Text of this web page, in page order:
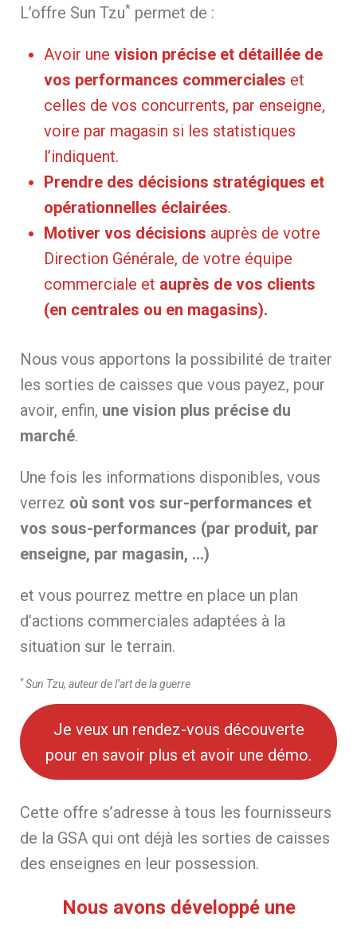
L’offre Sun Tzu* permet de :
Avoir une vision précise et détaillée de
vos performances commerciales et
celles de vos concurrents, par enseigne,
voire par magasin si les statistiques
l’indiquent.
Prendre des décisions stratégiques et
opérationnelles éclairées.
Motiver vos décisions auprès de votre
Direction Générale, de votre équipe
commerciale et auprès de vos clients
(en centrales ou en magasins).
Nous vous apportons la possibilité de traiter
les sorties de caisses que vous payez, pour
avoir, enfin, une vision plus précise du
marché.
Une fois les informations disponibles, vous
verrez où sont vos sur-performances et
vos sous-performances (par produit, par
enseigne, par magasin, …)
et vous pourrez mettre en place un plan
d’actions commerciales adaptées à la
situation sur le terrain.
*Sun Tzu, auteur de l’art de la guerre
Je veux un rendez-vous découverte
pour en savoir plus et avoir une démo.
Cette offre s’adresse à tous les fournisseurs
de la GSA qui ont déjà les sorties de caisses
des enseignes en leur possession.
Nous avons développé une